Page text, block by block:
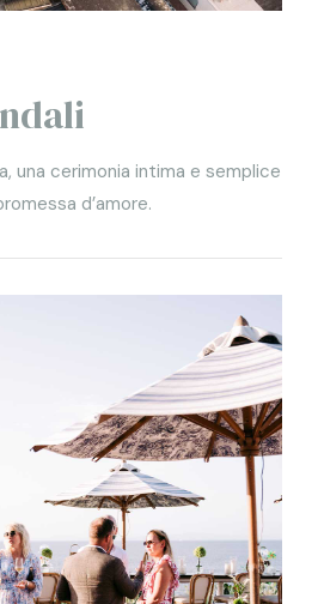
una cerimonia intima e semplice
d’amore.